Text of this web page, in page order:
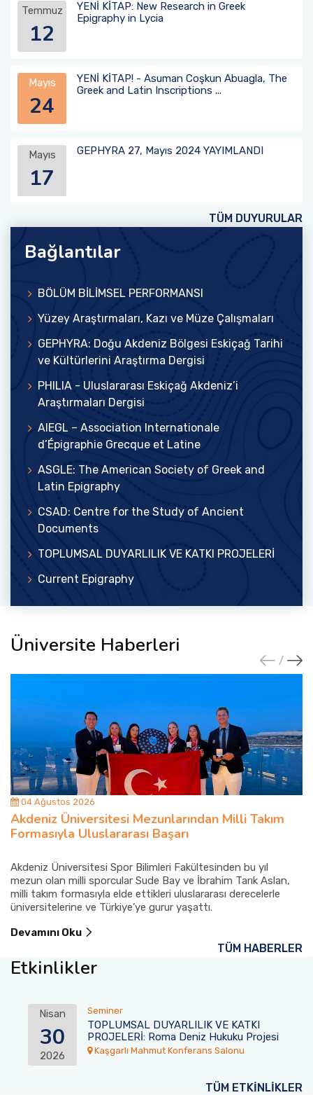
Temmuz
12
YENİ KİTAP: New Research in Greek
Epigraphy in Lycia
Mayıs
24
YENİ KİTAP! - Asuman Coşkun Abuagla, The
Greek and Latin Inscriptions ...
Mayıs
17
GEPHYRA 27, Mayıs 2024 YAYIMLANDI
TÜM DUYURULAR
Bağlantılar
BÖLÜM BİLİMSEL PERFORMANSI
Yüzey Araştırmaları, Kazı ve Müze Çalışmaları
GEPHYRA: Doğu Akdeniz Bölgesi Eskiçağ Tarihi
ve Kültürlerini Araştırma Dergisi
PHILIA - Uluslararası Eskiçağ Akdeniz’i
Araştırmaları Dergisi
AIEGL – Association Internationale
d’Épigraphie Grecque et Latine
ASGLE: The American Society of Greek and
Latin Epigraphy
CSAD: Centre for the Study of Ancient
Documents
TOPLUMSAL DUYARLILIK VE KATKI PROJELERİ
Current Epigraphy
Üniversite Haberleri
04 Ağustos 2026
Akdeniz Üniversitesi Mezunlarından Milli Takım
Formasıyla Uluslararası Başarı
Akdeniz Üniversitesi Spor Bilimleri Fakültesinden bu yıl
mezun olan milli sporcular Sude Bay ve İbrahim Tarık Aslan,
milli takım formasıyla elde ettikleri uluslararası derecelerle
üniversitelerine ve Türkiye’ye gurur yaşattı.
Devamını Oku
TÜM HABERLER
Etkinlikler
Nisan
30
2026
Seminer
TOPLUMSAL DUYARLILIK VE KATKI
PROJELERİ: Roma Deniz Hukuku Projesi
Kaşgarlı Mahmut Konferans Salonu
TÜM ETKİNLİKLER